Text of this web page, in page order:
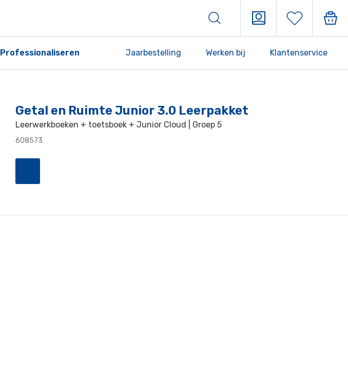
Professionaliseren Jaarbestelling Werken bij Klantenservice
Getal en Ruimte Junior 3.0 Leerpakket
Leerwerkboeken + toetsboek + Junior Cloud | Groep 5
608573